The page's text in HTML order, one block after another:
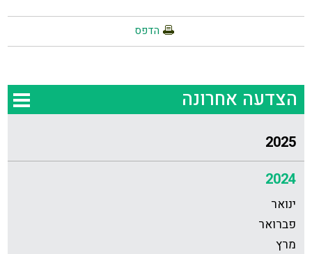
הדפס
הצדעה אחרונה
2025
2024
ינואר
פברואר
מרץ